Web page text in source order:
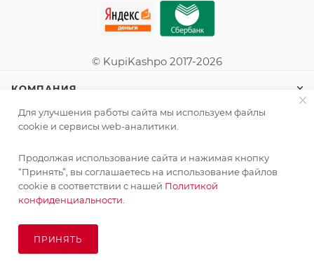
© KupiKashpo 2017-2026
КОМПАНИЯ
ИНФОРМАЦИЯ
ПОМОЩЬ
ПОДПИСАТЬСЯ НА РАССЫЛКУ
Для улучшения работы сайта мы используем файлы
cookie и сервисы web-аналитики.
Продолжая использование сайта и нажимая кнопку
“Принять”, вы соглашаетесь на использование файлов
cookie в соответствии с нашей Политикой
конфиденциальности.
ПРИНЯТЬ